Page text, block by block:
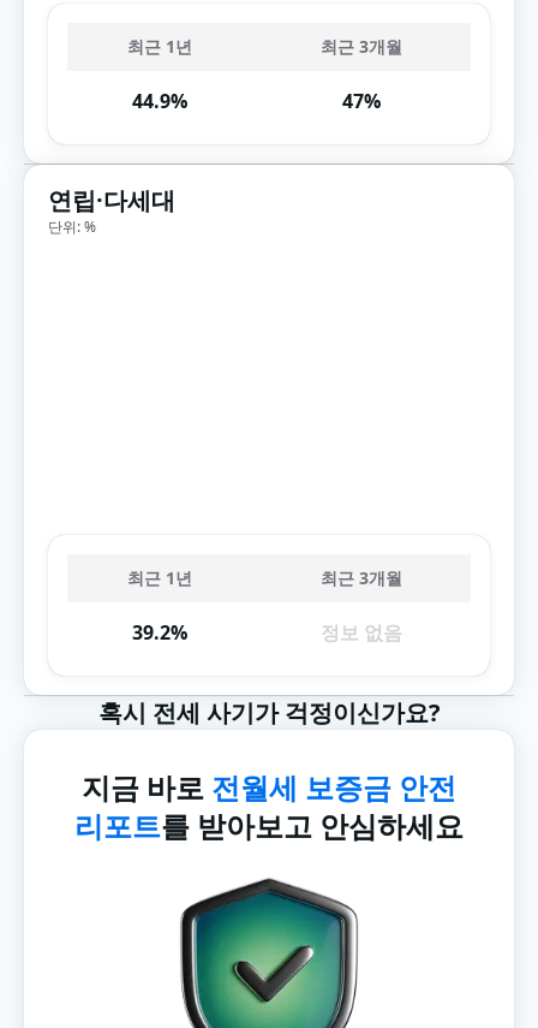
최근 1년 최근 3개월
44.9% 47%
연립·다세대
단위: %
최근 1년 최근 3개월
39.2% 정보 없음
혹시 전세 사기가 걱정이신가요?
지금 바로 전월세 보증금 안전
리포트를 받아보고 안심하세요